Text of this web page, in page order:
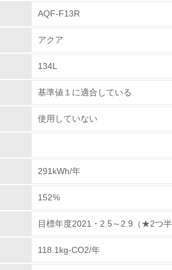
レベル2
果を定期的に検証して次の活動に活かして
AQF-F13R
アクア
134L
基準値１に適合している
使用していない
291kWh/年
152%
目標年度2021・2.5～2.9（★2つ半
118.1kg-CO2/年